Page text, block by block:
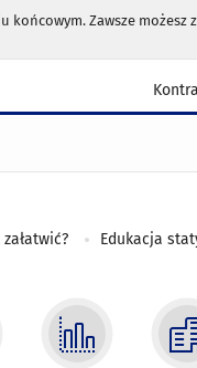
końcowym. Zawsze możesz
Edukacja